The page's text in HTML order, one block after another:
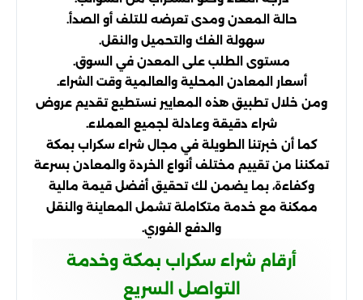
حالة المعدن ومدى تعرضه للتلف أو الصدأ.
سهولة الفك والتحميل والنقل.
مستوى الطلب على المعدن في السوق.
أسعار المعادن المحلية والعالمية وقت الشراء.
ومن خلال تطبيق هذه المعايير نستطيع تقديم عروض
شراء دقيقة وعادلة لجميع العملاء.
كما أن خبرتنا الطويلة في مجال شراء سكراب بمكة
تمكننا من تقييم مختلف أنواع الخردة والمعادن بسرعة
وكفاءة، بما يضمن لك تحقيق أفضل قيمة مالية
ممكنة مع خدمة متكاملة تشمل المعاينة والنقل
والدفع الفوري.
أرقام شراء سكراب بمكة وخدمة
التواصل السريع